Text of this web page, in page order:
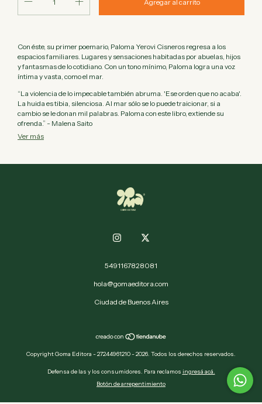
Con éste, su primer poemario, Paloma Yerovi Cisneros regresa a los
espacios familiares. Lugares y sensaciones habitadas por abuelas, hijos
y fantasmas de lo cotidiano. Con un tono mínimo, Paloma logra una voz
íntima y vasta, como el mar.
“La violencia de lo impecable también abruma. 'Ese orden que no acaba'.
La huida es tibia, silenciosa. Al mar sólo se lo puede traicionar, si a
cambio se le donan mil palabras. Paloma con este libro, extiende su
ofrenda.” - Malena Saito
Ver más
5491167828081
hola@gomaeditora.com
Ciudad de Buenos Aires
Copyright Goma Editora - 27244961210 - 2026. Todos los derechos reservados.
Defensa de las y los consumidores. Para reclamos ingresá acá.
Botón de arrepentimiento